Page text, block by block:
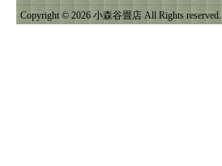
Copyright © 2026 小森谷畳店 All Rights reserved.